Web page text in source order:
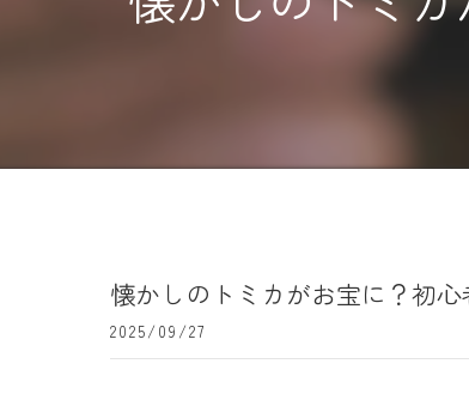
懐かしのトミカがお宝に？初
2025/09/27